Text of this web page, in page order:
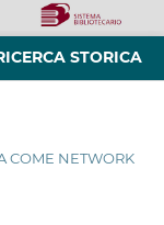
STORICA
COME NETWORK